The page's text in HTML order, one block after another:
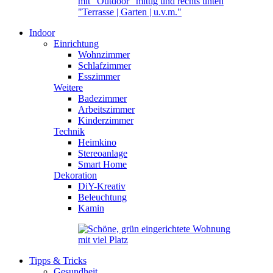
Indoor
Einrichtung
Wohnzimmer
Schlafzimmer
Esszimmer
Weitere
Badezimmer
Arbeitszimmer
Kinderzimmer
Technik
Heimkino
Stereoanlage
Smart Home
Dekoration
DiY-Kreativ
Beleuchtung
Kamin
Tipps & Tricks